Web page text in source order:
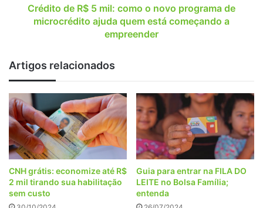
microcrédito
começando
a
empreender
Crédito de R$ 5 mil: como o novo programa de
microcrédito ajuda quem está começando a
empreender
Artigos relacionados
CNH grátis: economize até R$
2 mil tirando sua habilitação
sem custo
Guia para entrar na FILA DO
LEITE no Bolsa Família;
entenda